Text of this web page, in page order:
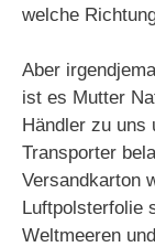
welche
Aber
ist es Mutter
Händler zu uns
Transporter
Versandkarton
Luftpolsterfolie
Weltmeeren